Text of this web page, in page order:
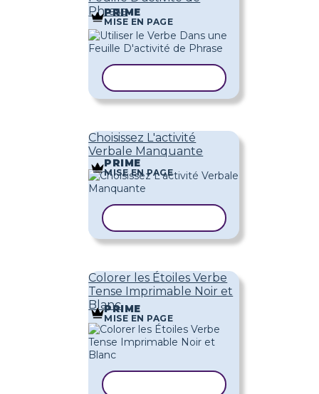
Phrase
PRIME
MISE EN PAGE
Choisissez L'activité
Verbale Manquante
PRIME
MISE EN PAGE
Colorer les Étoiles Verbe
Tense Imprimable Noir et
BlancPRIME
MISE EN PAGE